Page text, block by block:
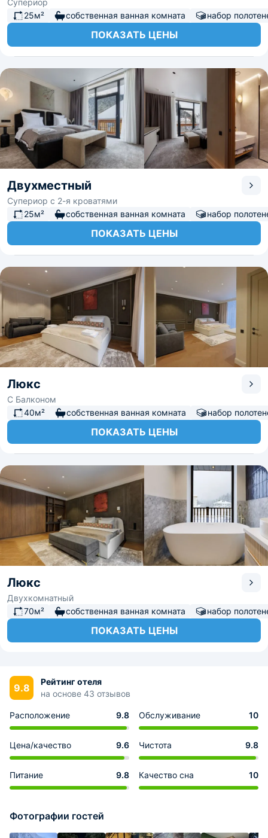
Супериор
25м²
собственная ванная комната набор
ПОКАЗАТЬ ЦЕНЫ
Двухместный
Супериор с 2-я кроватями
25м²
собственная ванная комната набор
ПОКАЗАТЬ ЦЕНЫ
Люкс
С Балконом
40м²
собственная ванная комната набор
ПОКАЗАТЬ ЦЕНЫ
Люкс
Двухкомнатный
70м²
собственная ванная комната набор
ПОКАЗАТЬ ЦЕНЫ
9.8
Рейтинг отеля
на основе 43 отзывов
Расположение 9.8 Обслуживание 10
Цена/качество 9.6 Чистота 9.8
Питание 9.8 Качество сна 10
Фотографии гостей